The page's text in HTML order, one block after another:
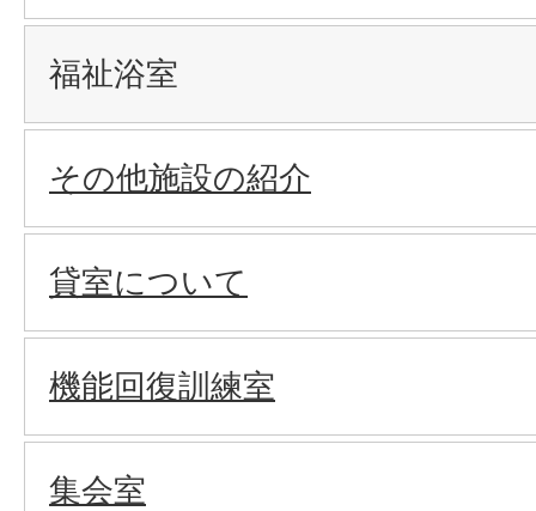
福祉浴室
その他施設の紹介
貸室について
機能回復訓練室
集会室